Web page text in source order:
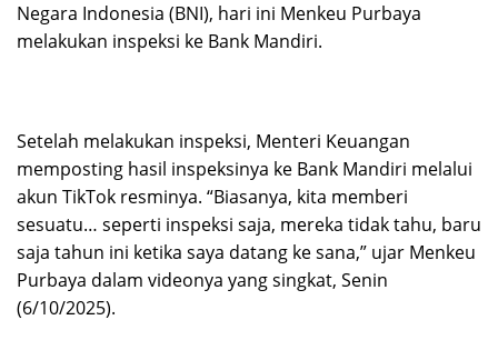
Negara Indonesia (BNI), hari ini Menkeu Purbaya
melakukan inspeksi ke Bank Mandiri.
Setelah melakukan inspeksi, Menteri Keuangan
memposting hasil inspeksinya ke Bank Mandiri melalui
akun TikTok resminya. “Biasanya, kita memberi
sesuatu… seperti inspeksi saja, mereka tidak tahu, baru
saja tahun ini ketika saya datang ke sana,” ujar Menkeu
Purbaya dalam videonya yang singkat, Senin
(6/10/2025).